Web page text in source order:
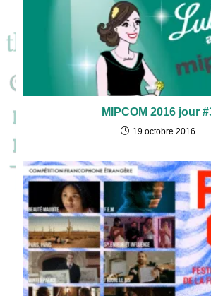
MIPCOM 2016 jour
19 octobre 2016